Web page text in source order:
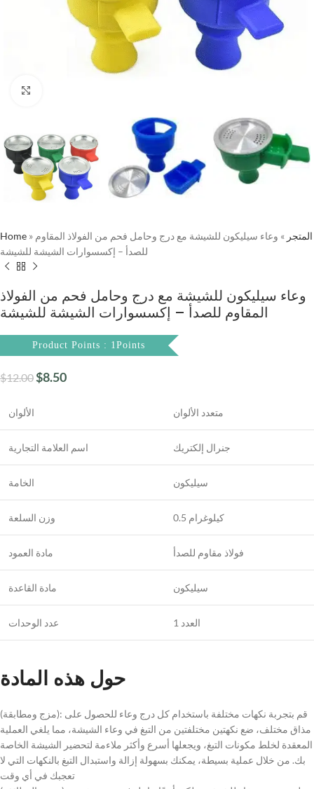
Home » المتجر » وعاء سيليكون للشيشة مع درج وحامل فحم من الفولاذ المقاوم
للصدأ – إكسسوارات الشيشة للشيشة
وعاء سيليكون للشيشة مع درج وحامل فحم من الفولاذ
المقاوم للصدأ – إكسسوارات الشيشة للشيشة
Product Points : 1Points
$12.00$8.50
الألوان متعدد الألوان
اسم العلامة التجارية جنرال إلكتريك
الخامة سيليكون
وزن السلعة 0.5 كيلوغرام
مادة العمود فولاذ مقاوم للصدأ
مادة القاعدة سيليكون
عدد الوحدات 1 العدد
حول هذه المادة
(مزج ومطابقة): قم بتجربة نكهات مختلفة باستخدام كل درج وعاء للحصول على
مذاق مختلف، ضع نكهتين مختلفتين من التبغ في وعاء الشيشة، مما يلغي العملية
المعقدة لخلط مكونات التبغ، ويجعلها أسرع وأكثر ملاءمة لتحضير الشيشة الخاصة
بك. من خلال عملية بسيطة، يمكنك بسهولة إزالة واستبدال التبغ بالنكهات التي لا
تعجبك في أي وقت